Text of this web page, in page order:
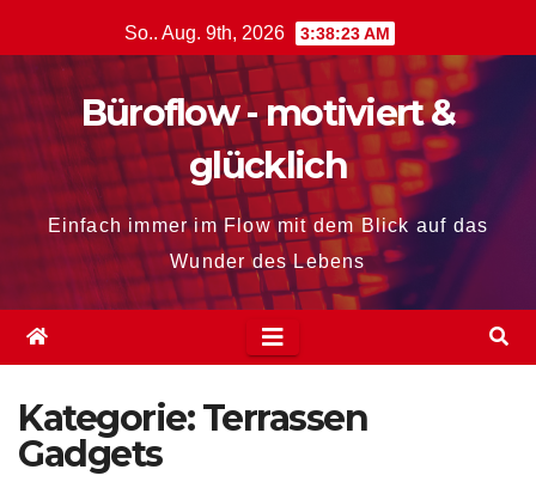
Inhalt
springen
So.. Aug. 9th, 2026 3:38:24 AM
Büroflow - motiviert &
glücklich
Einfach immer im Flow mit dem Blick auf das
Wunder des Lebens
Kategorie:Terrassen
Gadgets